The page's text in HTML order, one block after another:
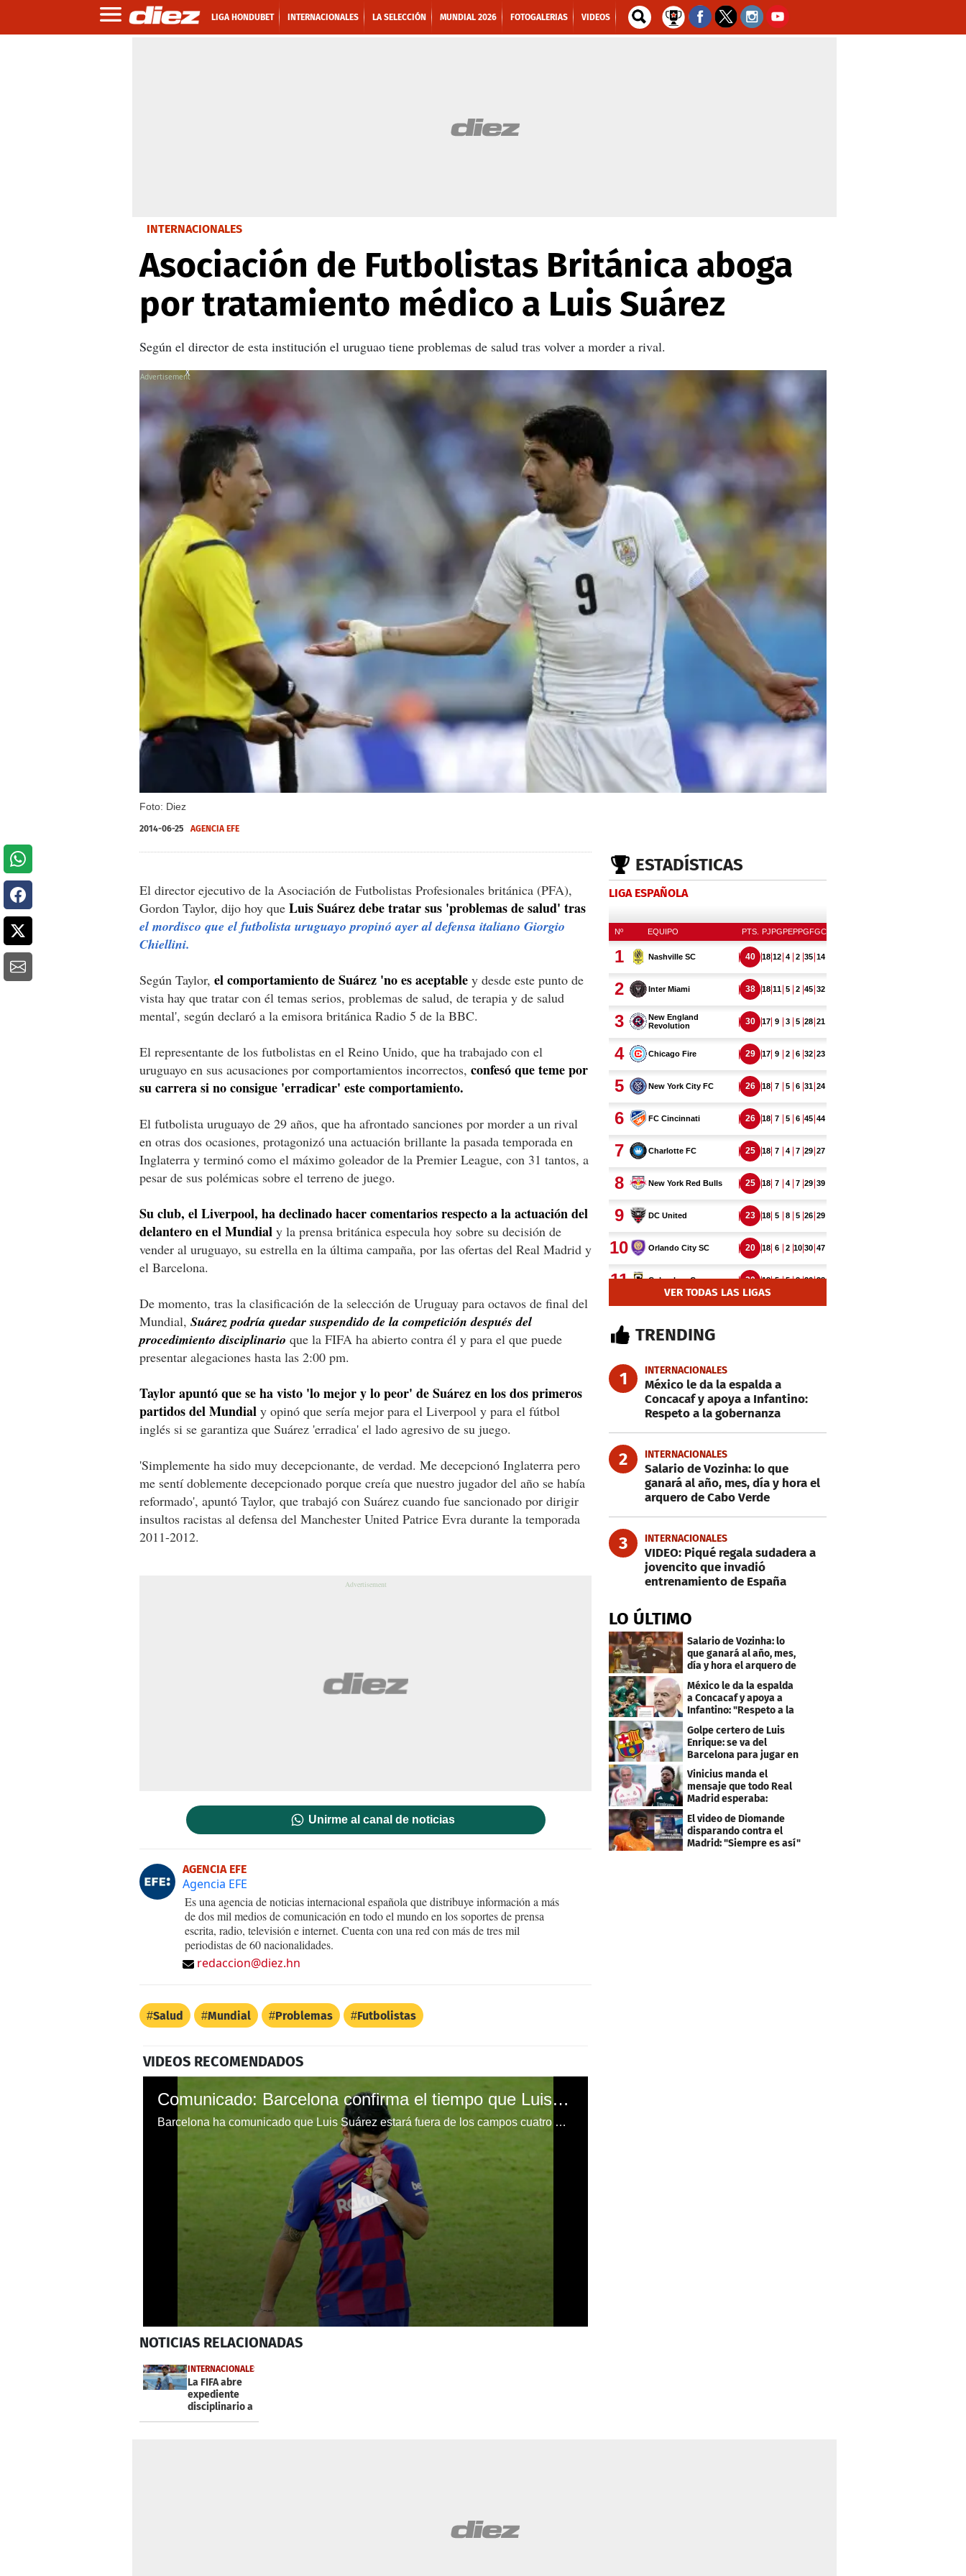
LIGA HONDUBET INTERNACIONALES LA SELECCIÓN MUNDIAL 2026 FOTOGALERIAS VIDEOS
INTERNACIONALES
Asociación de Futbolistas Británica aboga
por tratamiento médico a Luis Suárez
Según el director de esta institución el uruguao tiene problemas de salud tras volver a morder a rival.
Foto: Diez
X
2014-06-25 AGENCIA EFE
El director ejecutivo de la Asociación de Futbolistas Profesionales británica (PFA),
Gordon Taylor, dijo hoy que Luis Suárez debe tratar sus 'problemas de salud' tras
el mordisco que el futbolista uruguayo propinó ayer al defensa italiano Giorgio
Chiellini.
Según Taylor, el comportamiento de Suárez 'no es aceptable y desde este punto de
vista hay que tratar con él temas serios, problemas de salud, de terapia y de salud
mental', según declaró a la emisora británica Radio 5 de la BBC.
El representante de los futbolistas en el Reino Unido, que ha trabajado con el
uruguayo en sus acusaciones por comportamientos incorrectos, confesó que teme por
su carrera si no consigue 'erradicar' este comportamiento.
El futbolista uruguayo de 29 años, que ha afrontado sanciones por morder a un rival
en otras dos ocasiones, protagonizó una actuación brillante la pasada temporada en
Inglaterra y terminó como el máximo goleador de la Premier League, con 31 tantos, a
pesar de sus polémicas sobre el terreno de juego.
Su club, el Liverpool, ha declinado hacer comentarios respecto a la actuación del
delantero en el Mundial y la prensa británica especula hoy sobre su decisión de
vender al uruguayo, su estrella en la última campaña, por las ofertas del Real Madrid y
el Barcelona.
De momento, tras la clasificación de la selección de Uruguay para octavos de final del
Mundial, Suárez podría quedar suspendido de la competición después del
procedimiento disciplinario que la FIFA ha abierto contra él y para el que puede
presentar alegaciones hasta las 2:00 pm.
Taylor apuntó que se ha visto 'lo mejor y lo peor' de Suárez en los dos primeros
partidos del Mundial y opinó que sería mejor para el Liverpool y para el fútbol
inglés si se garantiza que Suárez 'erradica' el lado agresivo de su juego.
'Simplemente ha sido muy decepcionante, de verdad. Me decepcionó Inglaterra pero
me sentí doblemente decepcionado porque creía que nuestro jugador del año se había
reformado', apuntó Taylor, que trabajó con Suárez cuando fue sancionado por dirigir
insultos racistas al defensa del Manchester United Patrice Evra durante la temporada
2011-2012.
Unirme al canal de noticias
AGENCIA EFE
Agencia EFE
Es una agencia de noticias internacional española que distribuye información a más
de dos mil medios de comunicación en todo el mundo en los soportes de prensa
escrita, radio, televisión e internet. Cuenta con una red con más de tres mil
periodistas de 60 nacionalidades.
redaccion@diez.hn
Salud Mundial Problemas Futbolistas
VIDEOS RECOMENDADOS
Comunicado: Barcelona confirma el tiempo que Luis Suárez estará de baja por lesión
Barcelona ha comunicado que Luis Suárez estará fuera de los campos cuatro meses, el uruguayo se perdería el resto de la temporada si no se recupera bien.
seconds
1
minute,
15
Volume
NOTICIAS RELACIONADAS
INTERNACIONALES
La FIFA abre
expediente
disciplinario a
Luis Suárez
ESTADÍSTICAS
LIGA ESPAÑOLA
VER TODAS LAS LIGAS
TRENDING
1 INTERNACIONALES
México le da la espalda a
Concacaf y apoya a Infantino:
Respeto a la gobernanza
2 INTERNACIONALES
Salario de Vozinha: lo que
ganará al año, mes, día y hora el
arquero de Cabo Verde
3 INTERNACIONALES
VIDEO: Piqué regala sudadera a
jovencito que invadió
entrenamiento de España
LO ÚLTIMO
Salario de Vozinha: lo
que ganará al año, mes,
día y hora el arquero de
Cabo Verde
México le da la espalda
a Concacaf y apoya a
Infantino: "Respeto a la
gobernanza"
Golpe certero de Luis
Enrique: se va del
Barcelona para jugar en
el PSG
Vinicius manda el
mensaje que todo Real
Madrid esperaba:
"Mourinho..."
El video de Diomande
disparando contra el
Madrid: "Siempre es así"